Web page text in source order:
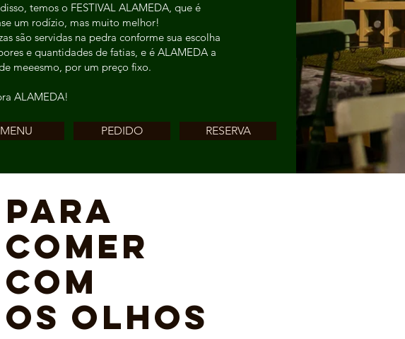
temos o FESTIVAL ALAMEDA, que é
um rodízio, mas muito melhor!
são servidas na pedra conforme sua escolha
e quantidades de fatias, e é ALAMEDA a
meeesmo, por um preço fixo.
ALAMEDA!
MENU PEDIDO RESERVA
PARA
COMER
COM
OS OLHOS